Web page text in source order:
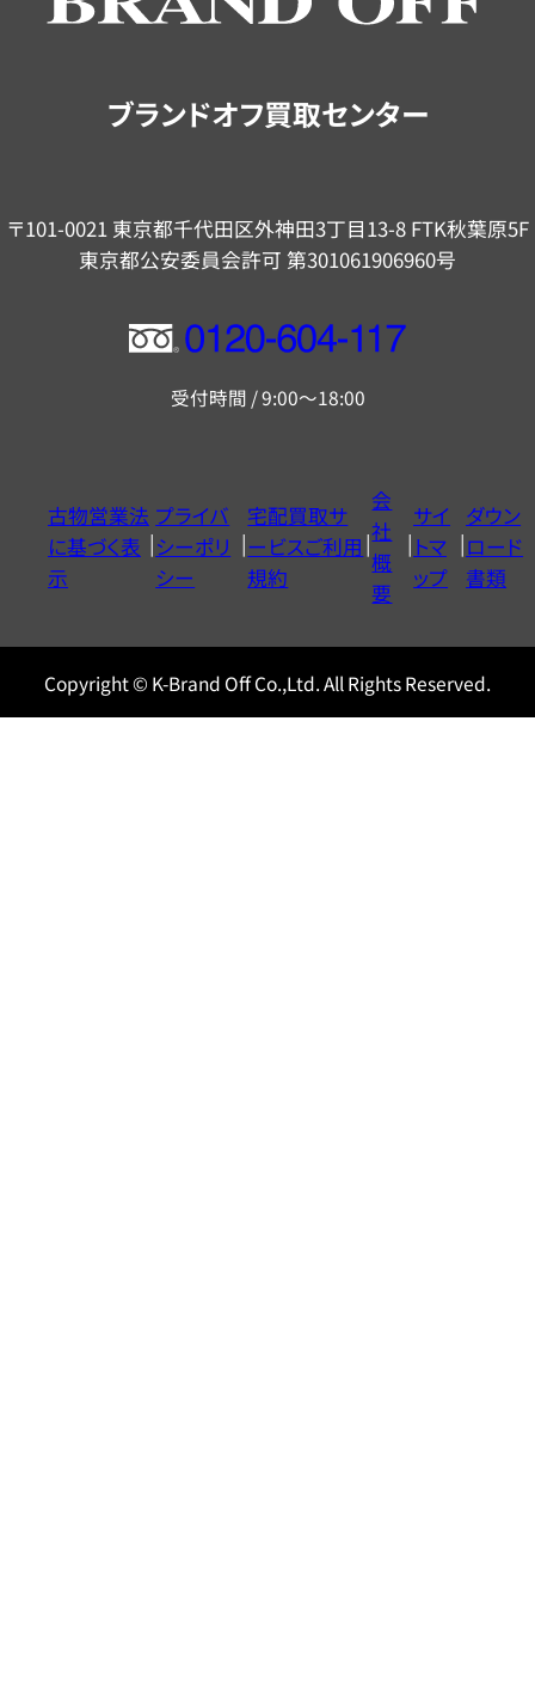
ブランドオフ買取センター
〒101-0021 東京都千代田区外神田3丁目13-8 FTK秋葉原5F
東京都公安委員会許可 第301061906960号
フ
ー
ヤ
ル
0120604117
受付時間 / 9:00～18:00
古物営業法
に基づく表
示
プライバ
シーポリ
シー
宅配買取サ
ービスご利用
規約
会
社
概
要
サイ
トマ
ップ
ダウン
ロード
書類
Copyright © K-Brand Off Co.,Ltd. All Rights Reserved.